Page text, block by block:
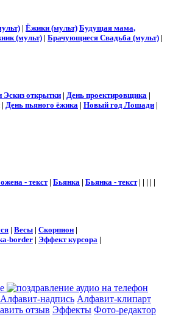
| Ёжики (мульт) Будущая мама,
(мульт) | Брачующиеся Свадьба (мульт) |
открытки | День проектировщика |
| День пьяного ёжика | Новый год Лошади |
- текст| Бьянка | Бьянка - текст| | | | |
| Весы | Скорпион |
border | Эффект курсора |
Алфавит-надпись Алфавит-клипарт
отзыв Эффекты Фото-редактор